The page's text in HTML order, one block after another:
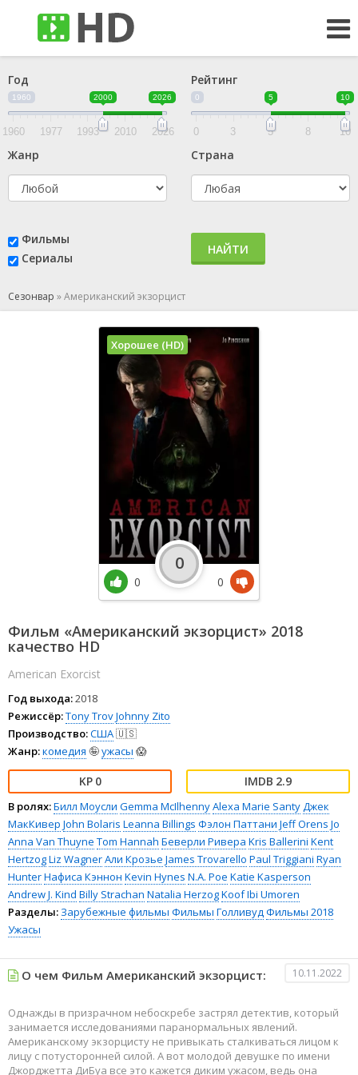
Год
1960 2000 2026
1960 1977 1993 2010 2026
Рейтинг
0 5 10
0 3 5 8 10
Жанр Страна
Фильмы
Сериалы
НАЙТИ
Сезонвар »Американский экзорцист
Фильм «Американский экзорцист» 2018
качество HD
American Exorcist
Год выхода:2018
Режиссёр:Tony TrovJohnny Zito
Производство:США🇺🇸
Жанр:комедия 🤪ужасы 😱
0 2.9
В ролях:Билл Моусли Gemma McIlhennyAlexa Marie SantyДжек
МакКивер John Bolaris Leanna Billings Фэлон Паттани Jeff Orens Jo
Anna Van Thuyne Tom Hannah Беверли Ривера Kris Ballerini Kent
HertzogLiz WagnerАли Крозье James Trovarello Paul Triggiani Ryan
HunterНафиса Кэннон Kevin Hynes N.A. Poe Katie Kasperson
Andrew J. Kind Billy Strachan Natalia HerzogKoof Ibi Umoren
Разделы: Зарубежные фильмы Фильмы ГолливудФильмы 2018
Ужасы
Хорошее (HD)
0
0
0
О чем Фильм Американский экзорцист: 10.11.2022
Однажды в призрачном небоскребе застрял детектив, который
занимается исследованиями паранормальных явлений.
Американскому экзорцисту не привыкать сталкиваться лицом к
лицу с потусторонней силой. А вот молодой девушке по имени
Джорджетта ДиБуа все это кажется диким ужасом, ведь она